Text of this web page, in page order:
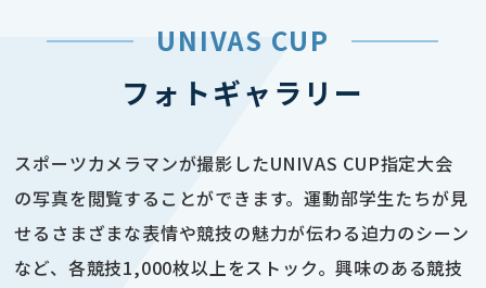
UNIVAS CUP
フォトギャラリー
スポーツカメラマンが撮影したUNIVAS CUP指定大会
の写真を閲覧することができます。運動部学生たちが見
せるさまざまな表情や競技の魅力が伝わる迫力のシーン
など、各競技1,000枚以上をストック。興味のある競技